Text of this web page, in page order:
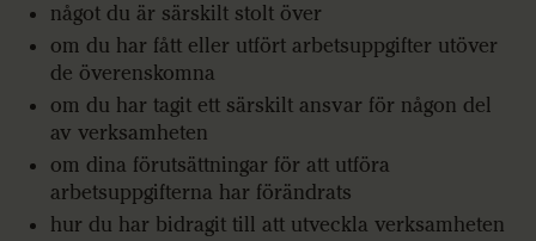
något du är särskilt stolt över
om du har fått eller utfört arbetsuppgifter utöver
de överenskomna
om du har tagit ett särskilt ansvar för någon del
av verksamheten
om dina förutsättningar för att utföra
arbetsuppgifterna har förändrats
hur du har bidragit till att utveckla verksamheten